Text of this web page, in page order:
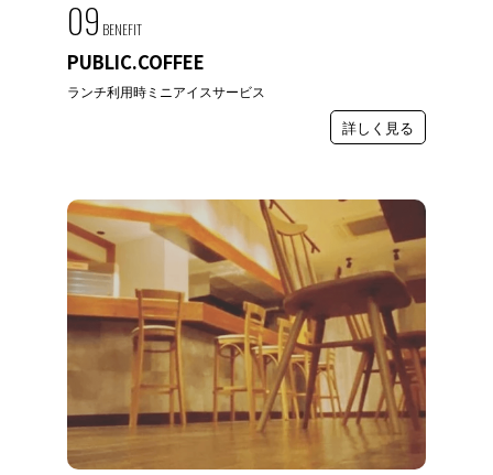
09 BENEFIT
PUBLIC.COFFEE
ランチ利用時ミニアイスサービス
詳しく見る